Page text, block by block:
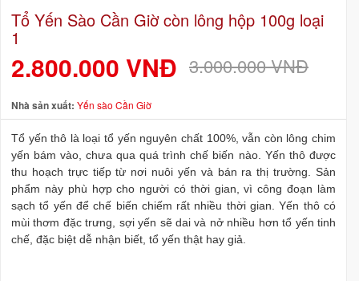
Tổ Yến Sào Cần Giờ còn lông hộp 100g loại
1
3.000.000 VNĐ
2.800.000 VNĐ
Nhà sản xuất: Yến sào Cần Giờ
Tổ yến thô là loại tổ yến nguyên chất 100%, vẫn còn lông chim
yến bám vào, chưa qua quá trình chế biến nào. Yến thô được
thu hoạch trực tiếp từ nơi nuôi yến và bán ra thị trường. Sản
phẩm này phù hợp cho người có thời gian, vì công đoạn làm
sạch tổ yến để chế biến chiếm rất nhiều thời gian. Yến thô có
mùi thơm đặc trưng, sợi yến sẽ dai và nở nhiều hơn tổ yến tinh
chế, đặc biệt dễ nhận biết, tổ yến thật hay giả.